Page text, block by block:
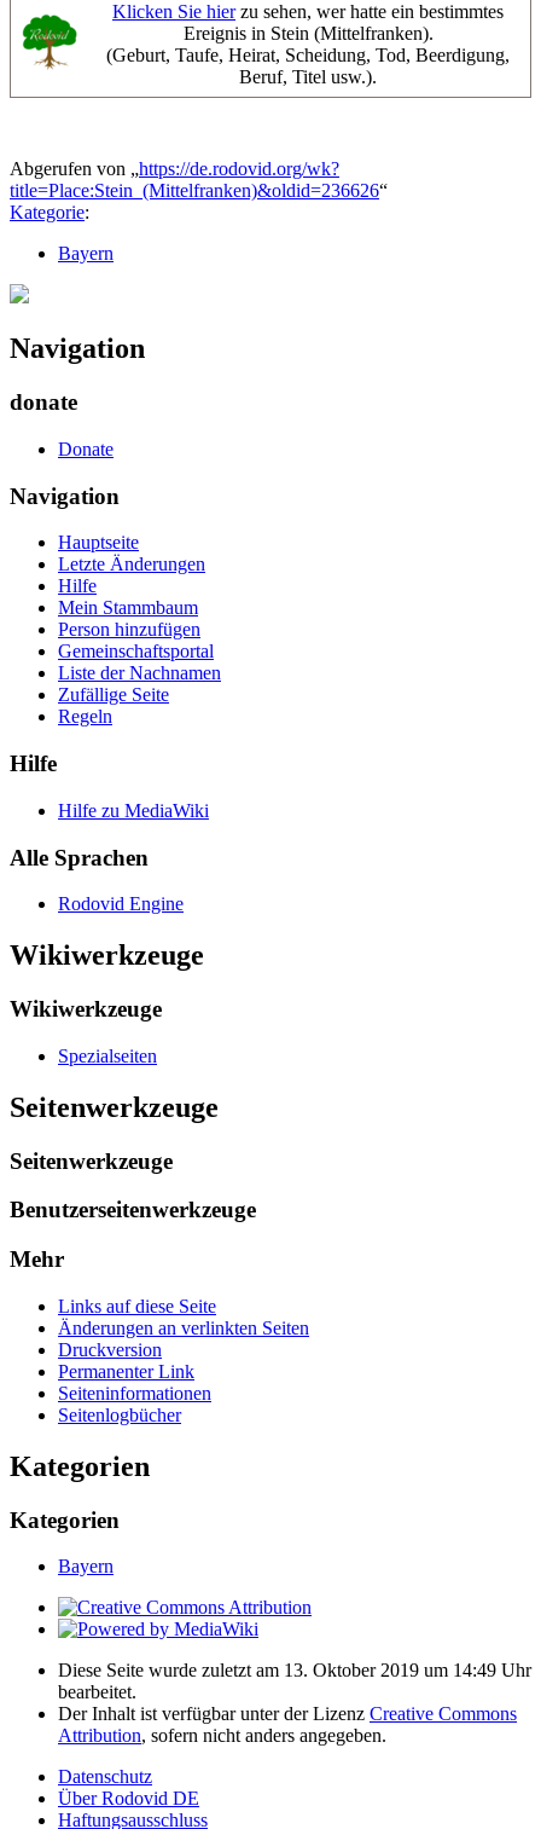
Klicken Sie hierzu sehen, wer hatte ein bestimmtes
Ereignis in Stein (Mittelfranken).
(Geburt, Taufe, Heirat, Scheidung, Tod, Beerdigung,
Beruf, Titel usw.).
Abgerufen von „https://de.rodovid.org/wk?
title=Place:Stein_(Mittelfranken)&oldid=236626“
Kategorie:
Bayern
Navigation
donate
Donate
Navigation
Hauptseite
Letzte Änderungen
Hilfe
Mein Stammbaum
Person hinzufügen
Gemeinschafts­portal
Liste der Nachnamen
Zufällige Seite
Regeln
Hilfe
Hilfe zu MediaWiki
Alle Sprachen
Rodovid Engine
Wikiwerkzeuge
Wikiwerkzeuge
Spezialseiten
Seitenwerkzeuge
Seitenwerkzeuge
Benutzerseitenwerkzeuge
Mehr
Links auf diese Seite
Änderungen an verlinkten Seiten
Druckversion
Permanenter Link
Seiten­­informationen
Seitenlogbücher
Kategorien
Kategorien
Bayern
Diese Seite wurde zuletzt am 13. Oktober 2019 um 14:49 Uhr
bearbeitet.
Der Inhalt ist verfügbar unter der Lizenz Creative Commons
Attribution, sofern nicht anders angegeben.
Datenschutz
Über Rodovid DE
Haftungsausschluss